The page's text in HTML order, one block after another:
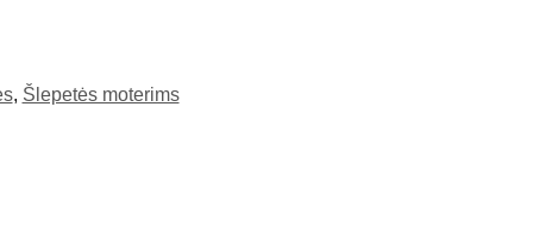
, Šlepetės moterims